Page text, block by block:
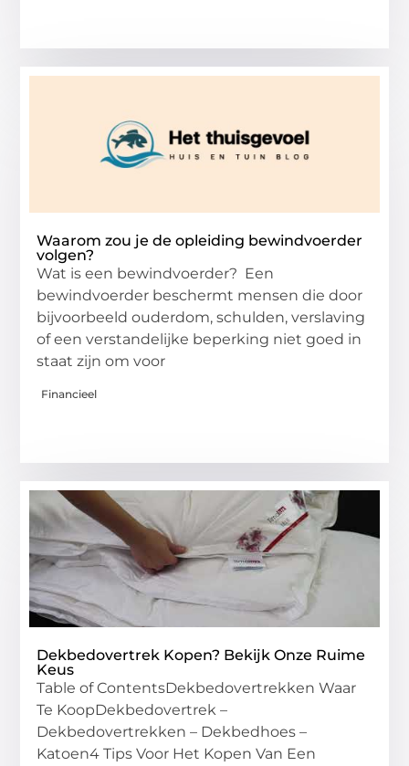
Waarom zou je de opleiding bewindvoerder
volgen?
Wat is een bewindvoerder? Een
bewindvoerder beschermt mensen die door
bijvoorbeeld ouderdom, schulden, verslaving
of een verstandelijke beperking niet goed in
staat zijn om voor
Financieel
Dekbedovertrek Kopen? Bekijk Onze Ruime
Keus
Table of ContentsDekbedovertrekken Waar
Te KoopDekbedovertrek –
Dekbedovertrekken – Dekbedhoes –
Katoen4 Tips Voor Het Kopen Van Een